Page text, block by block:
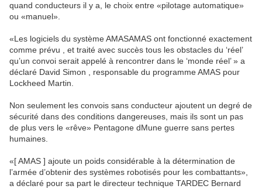
quand conducteurs il y a, le choix entre «pilotage automatique»
ou «manuel».
«Les logiciels du système AMASAMAS ont fonctionné exactement
comme prévu , et traité avec succès tous les obstacles du ‘réel’
qu’un convoi serait appelé à rencontrer dans le ‘monde réel’ » a
déclaré David Simon , responsable du programme AMAS pour
Lockheed Martin.
Non seulement les convois sans conducteur ajoutent un degré de
sécurité dans des conditions dangereuses, mais ils sont un pas
de plus vers le «rêve» Pentagone dMune guerre sans pertes
humaines.
«[ AMAS ] ajoute un poids considérable à la détermination de
l’armée d’obtenir des systèmes robotisés pour les combattants»,
a déclaré pour sa part le directeur technique TARDEC Bernard